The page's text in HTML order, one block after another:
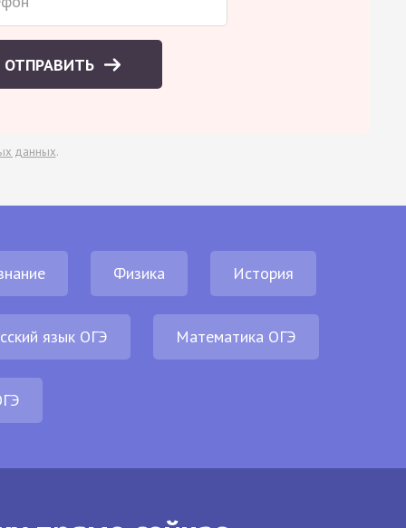
ОТПРАВИТЬ
данных.
Физика История
язык ОГЭ Математика ОГЭ